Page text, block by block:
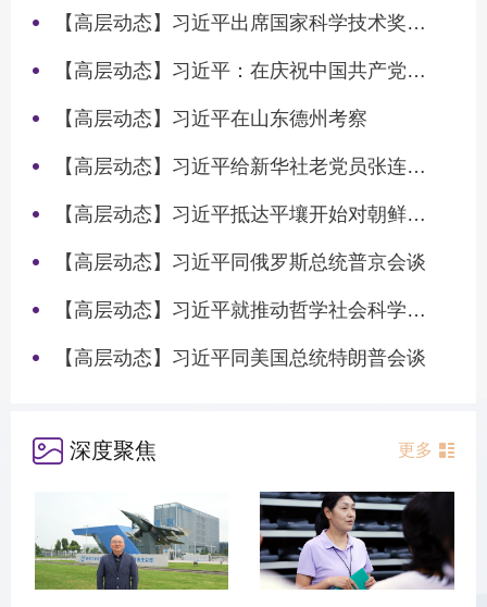
【高层动态】习近平出席国家科学技术奖励大会两院院士大会中国科协第十一次全国代表大会并发表重要讲话
【高层动态】习近平：在庆祝中国共产党成立105周年大会上的讲话
【高层动态】习近平在山东德州考察
【高层动态】习近平给新华社老党员张连生回信强调 传承红色基因 在新征程上书写优异答卷
【高层动态】习近平抵达平壤开始对朝鲜进行国事访问
【高层动态】习近平同俄罗斯总统普京会谈
【高层动态】习近平就推动哲学社会科学高质量发展作出重要指示
【高层动态】习近平同美国总统特朗普会谈
深度聚焦 更多